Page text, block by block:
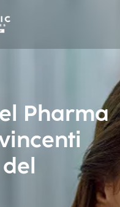
Pharma